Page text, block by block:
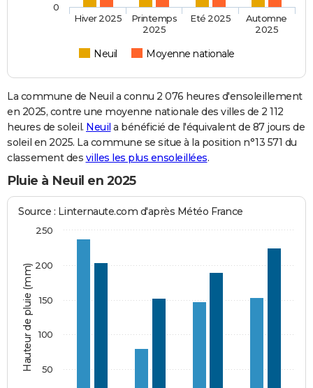
Neuil Moyenne nationale
Hiver 2025
Printemps
2025
Eté 2025
Automne
2025
0
La commune de Neuil a connu 2 076 heures d'ensoleillement
en 2025, contre une moyenne nationale des villes de 2 112
heures de soleil. Neuil a bénéficié de l'équivalent de 87 jours de
soleil en 2025. La commune se situe à la position n°13 571 du
classement des villes les plus ensoleillées.
Pluie à Neuil en 2025
Hauteur de pluie (mm)
Source : Linternaute.com d'après Météo France
50
100
150
200
250